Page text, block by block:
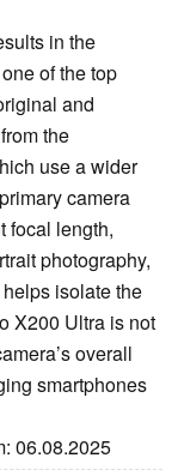
in the
of the top
and
the
use a wider
camera
focal length,
photography,
isolate the
X200 Ultra is not
overall
smartphones
06.08.2025